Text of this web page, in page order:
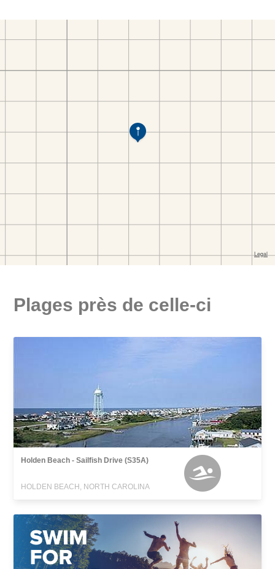
Plages près de celle-ci
Holden Beach - Sailfish Drive (S35A)
HOLDEN BEACH, NORTH CAROLINA